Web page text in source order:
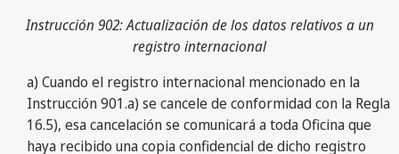
Instrucción 902: Actualización de los datos relativos a un
registro internacional
a) Cuando el registro internacional mencionado en la
Instrucción 901.a) se cancele de conformidad con la Regla
16.5), esa cancelación se comunicará a toda Oficina que
haya recibido una copia confidencial de dicho registro